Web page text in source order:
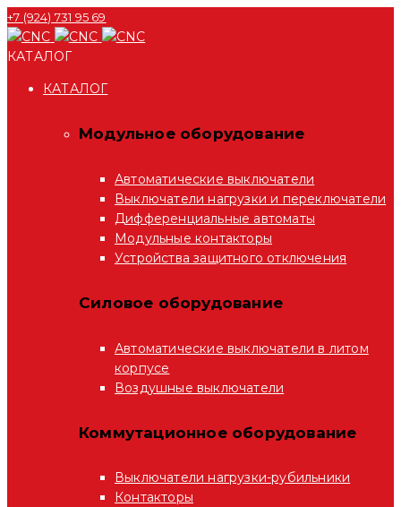
+7 (924) 731 95 69
КАТАЛОГ
КАТАЛОГ
Модульное оборудование
Автоматические выключатели
Выключатели нагрузки и переключатели
Дифференциальные автоматы
Модульные контакторы
Устройства защитного отключения
Силовое оборудование
Автоматические выключатели в литом
корпусе
Воздушные выключатели
Коммутационное оборудование
Выключатели нагрузки-рубильники
Контакторы